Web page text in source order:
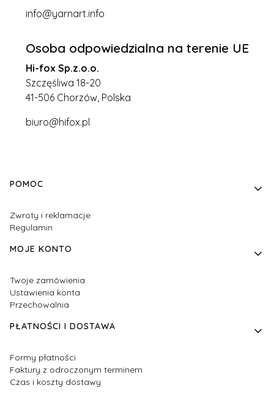
info@yarnart.info
Osoba odpowiedzialna na terenie UE
Hi-fox Sp.z.o.o.
Szczęśliwa 18-20
41-506 Chorzów, Polska
biuro@hifox.pl
Linki w stopce
POMOC
Zwroty i reklamacje
Regulamin
MOJE KONTO
Twoje zamówienia
Ustawienia konta
Przechowalnia
PŁATNOŚCI I DOSTAWA
Formy płatności
Faktury z odroczonym terminem
Czas i koszty dostawy